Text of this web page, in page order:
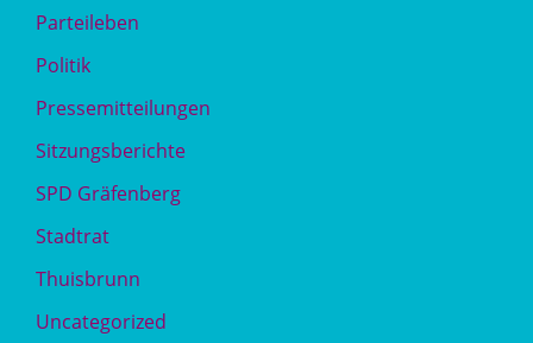
Parteileben
Politik
Pressemitteilungen
Sitzungsberichte
SPD Gräfenberg
Stadtrat
Thuisbrunn
Uncategorized